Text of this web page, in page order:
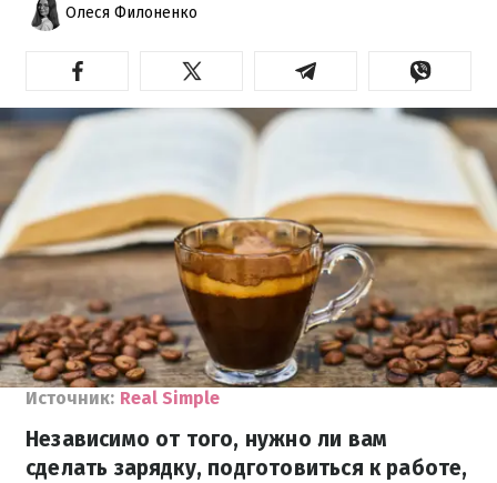
Олеся Филоненко
Источник: Real Simple
Независимо от того, нужно ли вам
сделать зарядку, подготовиться к работе,